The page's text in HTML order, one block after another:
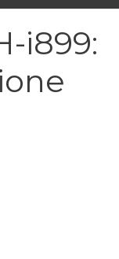
i899: